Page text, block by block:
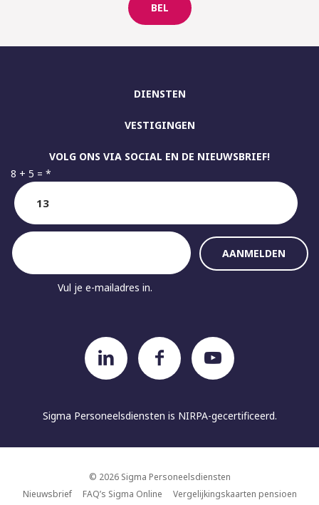
BEL
VOLG ONS VIA SOCIAL EN DE NIEUWSBRIEF!
8 + 5 = *
Vul je e-mailadres in.
Sigma Personeelsdiensten is NIRPA-gecertificeerd.
DIENSTEN
VESTIGINGEN
© 2026 Sigma Personeelsdiensten
Nieuwsbrief
FAQ’s Sigma Online Vergelijkingskaarten pensioen